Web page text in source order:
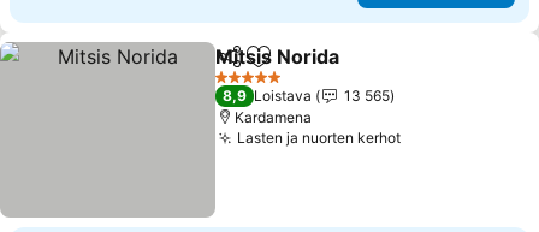
Jaa Lisää suosikkeihin
Mitsis Norida
5 Tähtiluokitus
8,9 Loistava
13 565
Kardamena
Lasten ja nuorten kerhot